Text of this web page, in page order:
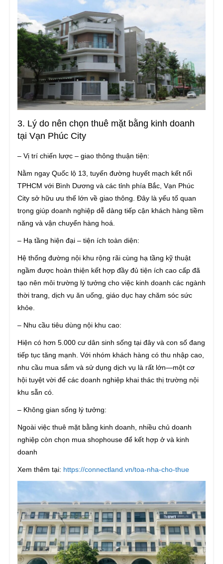
3. Lý do nên chọn thuê mặt bằng kinh doanh
tại Vạn Phúc City
– Vị trí chiến lược – giao thông thuận tiện:
Nằm ngay Quốc lộ 13, tuyến đường huyết mạch kết nối
TPHCM với Bình Dương và các tỉnh phía Bắc, Vạn Phúc
City sở hữu ưu thế lớn về giao thông. Đây là yếu tố quan
trọng giúp doanh nghiệp dễ dàng tiếp cận khách hàng tiềm
năng và vận chuyển hàng hoá.
– Hạ tầng hiện đại – tiện ích toàn diện:
Hệ thống đường nội khu rộng rãi cùng hạ tầng kỹ thuật
ngầm được hoàn thiện kết hợp đầy đủ tiện ích cao cấp đã
tạo nên môi trường lý tưởng cho việc kinh doanh các ngành
thời trang, dịch vụ ăn uống, giáo dục hay chăm sóc sức
khỏe.
– Nhu cầu tiêu dùng nội khu cao:
Hiện có hơn 5.000 cư dân sinh sống tại đây và con số đang
tiếp tục tăng mạnh. Với nhóm khách hàng có thu nhập cao,
nhu cầu mua sắm và sử dụng dịch vụ là rất lớn—một cơ
hội tuyệt vời để các doanh nghiệp khai thác thị trường nội
khu sẵn có.
– Không gian sống lý tưởng:
Ngoài việc thuê mặt bằng kinh doanh, nhiều chủ doanh
nghiệp còn chọn mua shophouse để kết hợp ở và kinh
doanh
Xem thêm tại: https://connectland.vn/toa-nha-cho-thue